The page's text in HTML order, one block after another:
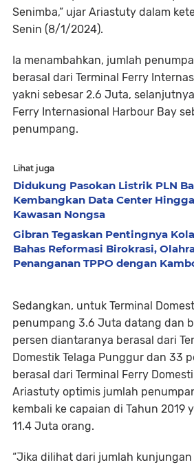
Senimba,” ujar Ariastuty dalam
Senin (8/1/2024).
Ia menambahkan, jumlah
berasal dari Terminal Ferry
yakni sebesar 2.6 Juta,
Ferry Internasional Harbour Bay
penumpang.
Lihat juga
Didukung Pasokan Listrik PLN
Kembangkan Data Center
Kawasan Nongsa
Gibran Tegaskan Pentingnya
Bahas Reformasi Birokrasi,
Penanganan TPPO dengan
Sedangkan, untuk Terminal
penumpang 3.6 Juta datang dan
persen diantaranya berasal dari
Domestik Telaga Punggur dan 33
berasal dari Terminal Ferry
Ariastuty optimis jumlah
kembali ke capaian di Tahun 2019
11.4 Juta orang.
“Jika dilihat dari jumlah